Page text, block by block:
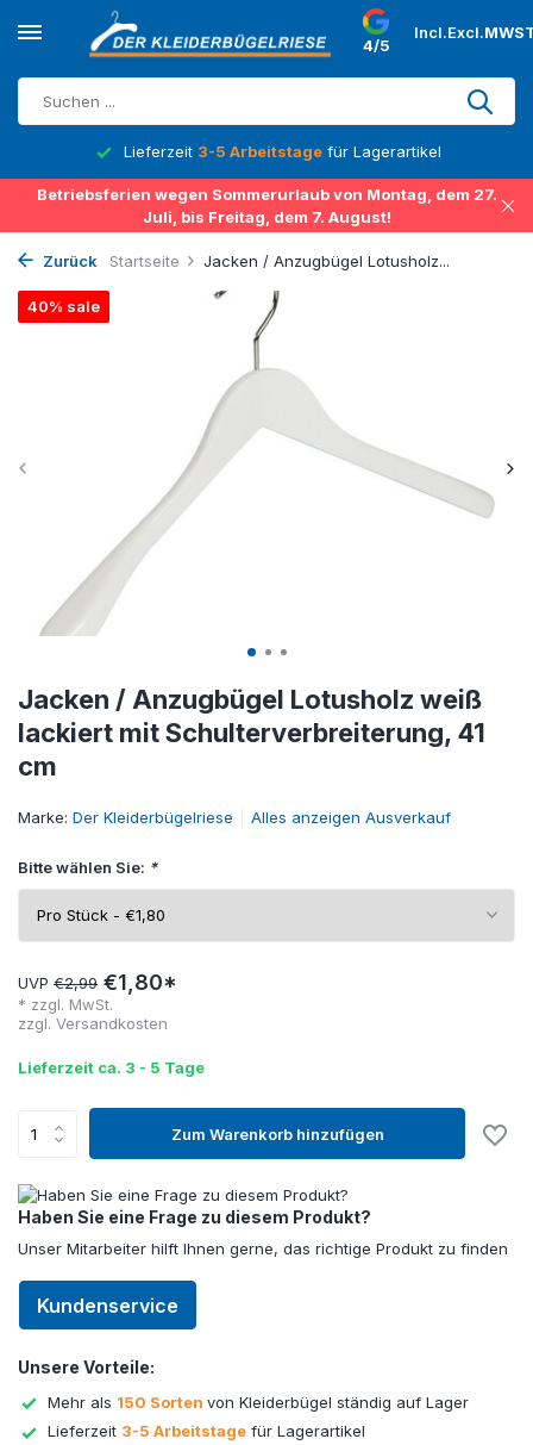
4/5
Incl.Excl.
Lieferzeit 3-5 Arbeitstage für Lagerartikel
Betriebsferien wegen Sommerurlaub von Montag, dem 27.
Juli, bis Freitag, dem 7. August!
Zurück Startseite Jacken / Anzugbügel Lotusholz...
Jacken / Anzugbügel Lotusholz weiß
lackiert mit Schulterverbreiterung, 41
cm
40% sale
Marke: Der Kleiderbügelriese Alles anzeigen Ausverkauf
Bitte wählen Sie: *
UVP €2,99 €1,80*
* zzgl. MwSt.
zzgl. Versandkosten
Lieferzeit ca. 3 - 5 Tage
Zum Warenkorb hinzufügen
Haben Sie eine Frage zu diesem Produkt?
Unser Mitarbeiter hilft Ihnen gerne, das richtige Produkt zu finden
Kundenservice
Unsere Vorteile:
Mehr als 150 Sorten von Kleiderbügel ständig auf Lager
Lieferzeit 3-5 Arbeitstage für Lagerartikel